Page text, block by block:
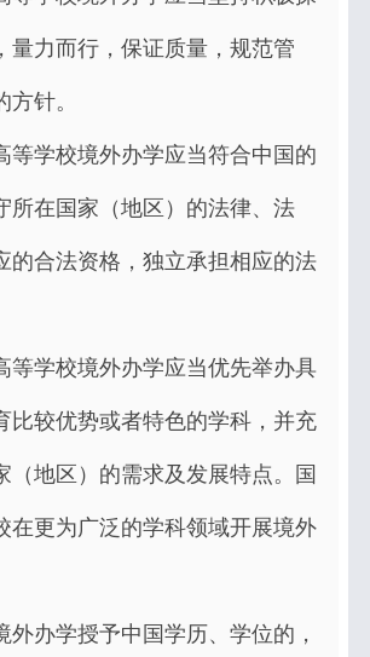
量力而行，保证质量，规范管
针。
校境外办学应当符合中国的
所在国家（地区）的法律、法
的合法资格，独立承担相应的法
校境外办学应当优先举办具
比较优势或者特色的学科，并充
（地区）的需求及发展特点。国
在更为广泛的学科领域开展境外
办学授予中国学历、学位的，